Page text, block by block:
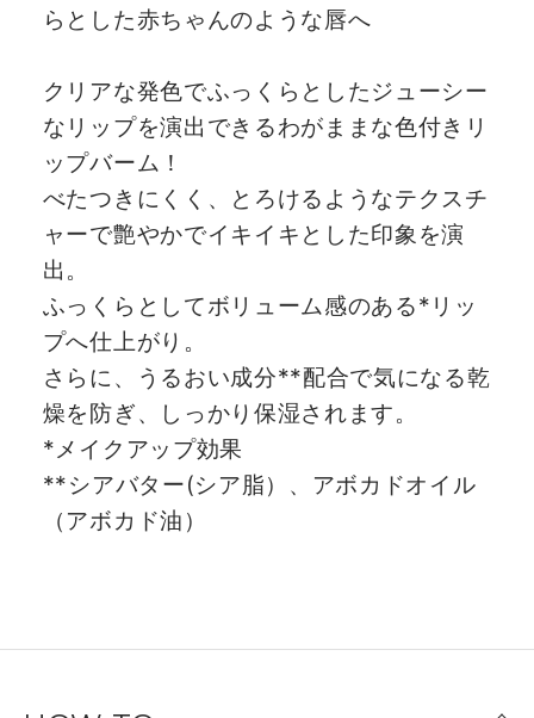
らとした赤ちゃんのような唇へ
クリアな発色でふっくらとしたジューシー
なリップを演出できるわがままな色付きリ
ップバーム！
べたつきにくく、とろけるようなテクスチ
ャーで艶やかでイキイキとした印象を演
出。
ふっくらとしてボリューム感のある*リッ
プへ仕上がり。
さらに、うるおい成分**配合で気になる乾
燥を防ぎ、しっかり保湿されます。
*メイクアップ効果
**シアバター(シア脂）、アボカドオイル
（アボカド油）